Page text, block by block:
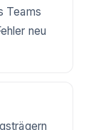
Teams
neu